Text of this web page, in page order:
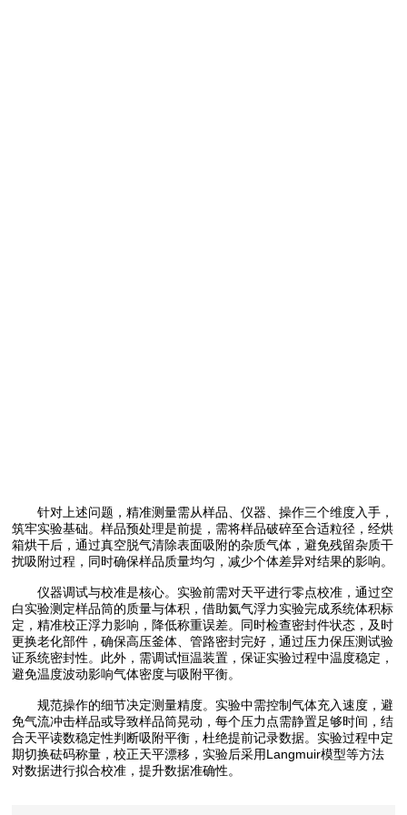
针对上述问题，精准测量需从样品、仪器、操作三个维度入手，
筑牢实验基础。样品预处理是前提，需将样品破碎至合适粒径，经烘
箱烘干后，通过真空脱气清除表面吸附的杂质气体，避免残留杂质干
扰吸附过程，同时确保样品质量均匀，减少个体差异对结果的影响。
仪器调试与校准是核心。实验前需对天平进行零点校准，通过空
白实验测定样品筒的质量与体积，借助氦气浮力实验完成系统体积标
定，精准校正浮力影响，降低称重误差。同时检查密封件状态，及时
更换老化部件，确保高压釜体、管路密封完好，通过压力保压测试验
证系统密封性。此外，需调试恒温装置，保证实验过程中温度稳定，
避免温度波动影响气体密度与吸附平衡。
规范操作的细节决定测量精度。实验中需控制气体充入速度，避
免气流冲击样品或导致样品筒晃动，每个压力点需静置足够时间，结
合天平读数稳定性判断吸附平衡，杜绝提前记录数据。实验过程中定
期切换砝码称量，校正天平漂移，实验后采用Langmuir模型等方法
对数据进行拟合校准，提升数据准确性。